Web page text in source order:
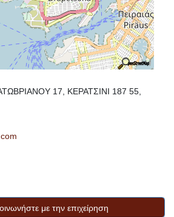
17, ΚΕΡΑΤΣΙΝΙ 187 55,
με την επιχείρηση